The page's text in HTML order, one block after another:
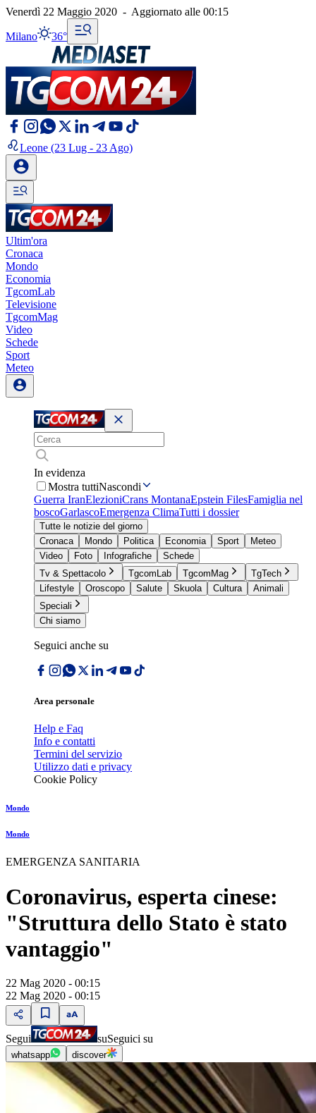
Venerdì 22 Maggio 2020 - Aggiornato alle 00:15
Milano 36°
Leone (23 Lug - 23 Ago)
Ultim'ora
Cronaca
Mondo
Economia
TgcomLab
Televisione
TgcomMag
Video
Schede
Sport
Meteo
In evidenza
Mostra tuttiNascondi
Guerra IranElezioniCrans MontanaEpstein FilesFamiglia nel
boscoGarlascoEmergenza ClimaTutti i dossier
Tutte le notizie del giorno
Cronaca
Mondo Politica Economia Sport
Meteo
Video
Foto Infografiche
Schede
Tv & Spettacolo
TgcomLab TgcomMag
TgTech
Lifestyle
Oroscopo Salute Skuola Cultura
Animali
Speciali
Chi siamo
Seguici anche su
Area personale
Help e Faq
Info e contatti
Termini del servizio
Utilizzo dati e privacy
Cookie Policy
Mondo
Mondo
EMERGENZA SANITARIA
Coronavirus, esperta cinese:
"Struttura dello Stato è stato
vantaggio"
22 Mag 2020 - 00:15
22 Mag 2020 - 00:15
Segui suSeguici su
whatsapp discover